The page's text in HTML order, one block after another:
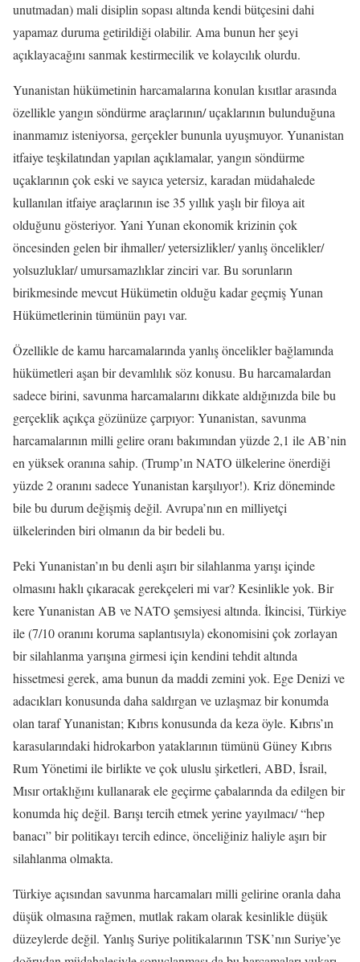
unutmadan) mali disiplin sopası altında kendi bütçesini dahi
yapamaz duruma getirildiği olabilir. Ama bunun her şeyi
açıklayacağını sanmak kestirmecilik ve kolaycılık olurdu.
Yunanistan hükümetinin harcamalarına konulan kısıtlar arasında
özellikle yangın söndürme araçlarının/ uçaklarının bulunduğuna
inanmamız isteniyorsa, gerçekler bununla uyuşmuyor. Yunanistan
itfaiye teşkilatından yapılan açıklamalar, yangın söndürme
uçaklarının çok eski ve sayıca yetersiz, karadan müdahalede
kullanılan itfaiye araçlarının ise 35 yıllık yaşlı bir filoya ait
olduğunu gösteriyor. Yani Yunan ekonomik krizinin çok
öncesinden gelen bir ihmaller/ yetersizlikler/ yanlış öncelikler/
yolsuzluklar/ umursamazlıklar zinciri var. Bu sorunların
birikmesinde mevcut Hükümetin olduğu kadar geçmiş Yunan
Hükümetlerinin tümünün payı var.
Özellikle de kamu harcamalarında yanlış öncelikler bağlamında
hükümetleri aşan bir devamlılık söz konusu. Bu harcamalardan
sadece birini, savunma harcamalarını dikkate aldığınızda bile bu
gerçeklik açıkça gözünüze çarpıyor: Yunanistan, savunma
harcamalarının milli gelire oranı bakımından yüzde 2,1 ile AB’nin
en yüksek oranına sahip. (Trump’ın NATO ülkelerine önerdiği
yüzde 2 oranını sadece Yunanistan karşılıyor!). Kriz döneminde
bile bu durum değişmiş değil. Avrupa’nın en milliyetçi
ülkelerinden biri olmanın da bir bedeli bu.
Peki Yunanistan’ın bu denli aşırı bir silahlanma yarışı içinde
olmasını haklı çıkaracak gerekçeleri mi var? Kesinlikle yok. Bir
kere Yunanistan AB ve NATO şemsiyesi altında. İkincisi, Türkiye
ile (7/10 oranını koruma saplantısıyla) ekonomisini çok zorlayan
bir silahlanma yarışına girmesi için kendini tehdit altında
hissetmesi gerek, ama bunun da maddi zemini yok. Ege Denizi ve
adacıkları konusunda daha saldırgan ve uzlaşmaz bir konumda
olan taraf Yunanistan; Kıbrıs konusunda da keza öyle. Kıbrıs’ın
karasularındaki hidrokarbon yataklarının tümünü Güney Kıbrıs
Rum Yönetimi ile birlikte ve çok uluslu şirketleri, ABD, İsrail,
Mısır ortaklığını kullanarak ele geçirme çabalarında da edilgen bir
konumda hiç değil. Barışı tercih etmek yerine yayılmacı/ “hep
banacı” bir politikayı tercih edince, önceliğiniz haliyle aşırı bir
silahlanma olmakta.
Türkiye açısından savunma harcamaları milli gelirine oranla daha
düşük olmasına rağmen, mutlak rakam olarak kesinlikle düşük
düzeylerde değil. Yanlış Suriye politikalarının TSK’nın Suriye’ye